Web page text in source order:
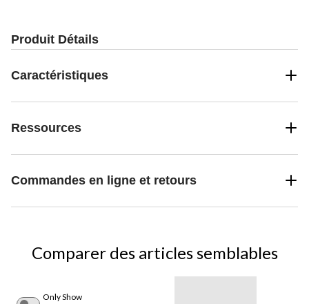
Produit Détails
Caractéristiques
Ressources
Commandes en ligne et retours
Comparer des articles semblables
Only Show